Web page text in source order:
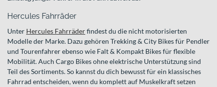
Hercules Fahrräder
Unter Hercules Fahrräderfindest du die nicht motorisierten
Modelle der Marke. Dazu gehören Trekking & City Bikes für Pendler
und Tourenfahrer ebenso wie Falt & Kompakt Bikes für flexible
Mobilität. Auch Cargo Bikes ohne elektrische Unterstützung sind
Teil des Sortiments. So kannst du dich bewusst für ein klassisches
Fahrrad entscheiden, wenn du komplett auf Muskelkraft setzen